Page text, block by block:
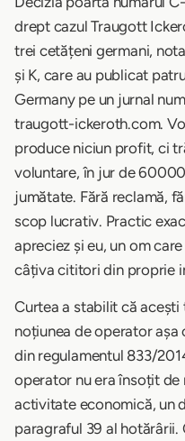
drept cazul Traugott
trei cetățeni germani,
și K, care au publicat
Germany pe un jurnal
traugott-ickeroth.com.
produce niciun profit, ci
voluntare, în jur de
jumătate. Fără reclamă,
scop lucrativ. Practic
apreciez și eu, un om
câțiva cititori din proprie
Curtea a stabilit că
noțiunea de operator așa
din regulamentul 833/
operator nu era însoțit
activitate economică, un
paragraful 39 al hotărârii.